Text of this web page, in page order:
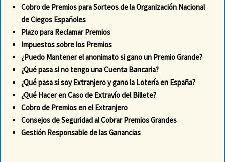
Cobro de Premios para Sorteos de la Organización Nacional
de Ciegos Españoles
Plazo para Reclamar Premios
Impuestos sobre los Premios
¿Puedo Mantener el anonimato si gano un Premio Grande?
¿Qué pasa si no tengo una Cuenta Bancaria?
¿Qué pasa si soy Extranjero y gano la Lotería en España?
¿Qué Hacer en Caso de Extravío del Billete?
Cobro de Premios en el Extranjero
Consejos de Seguridad al Cobrar Premios Grandes
Gestión Responsable de las Ganancias